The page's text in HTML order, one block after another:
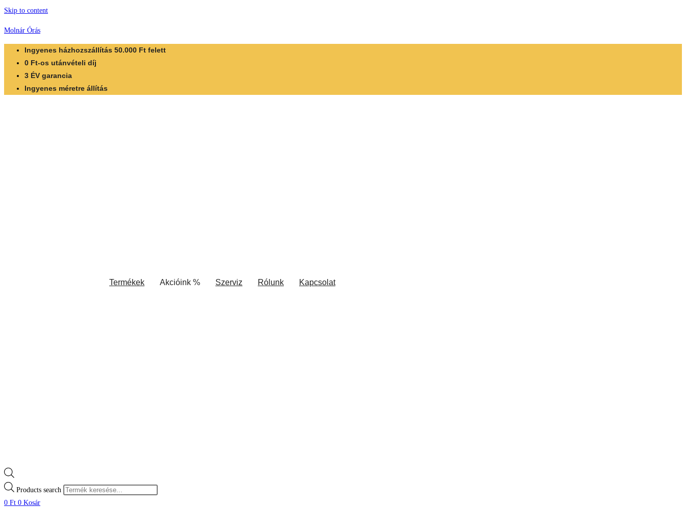
Skip to content
Molnár Órás
Ingyenes házhozszállítás 50.000 Ft felett
0 Ft-os utánvételi díj
3 ÉV garancia
Ingyenes méretre állítás
Termékek Akcióink % Szerviz Rólunk Kapcsolat
Products search
0 Ft 0 Kosár